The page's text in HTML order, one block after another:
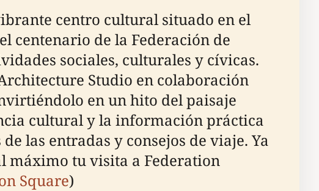
centro cultural situado en el
centenario de la Federación de
sociales, culturales y cívicas.
Studio en colaboración
en un hito del paisaje
cultural y la información práctica
las entradas y consejos de viaje. Ya
máximo tu visita a Federation
Square)